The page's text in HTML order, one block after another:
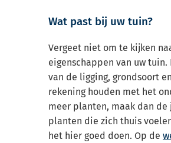
Wat past bij uw tuin?
Vergeet niet om te kijken
eigenschappen van uw
van de ligging, grondsoort
rekening houden met het
meer planten, maak dan de
planten die zich thuis
het hier goed doen. Op de